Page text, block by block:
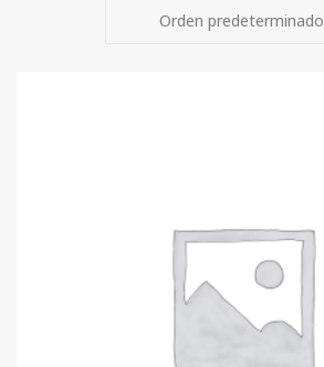
Orden predeterminado